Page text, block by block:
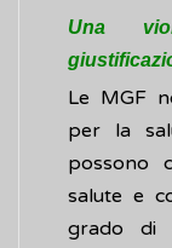
Una
Le MGF
per la
possono
salute e
grado di